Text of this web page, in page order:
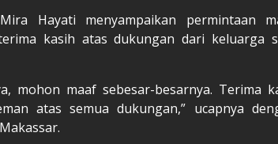
Hayati menyampaikan permintaan
kasih atas dukungan dari keluarga
mohon maaf sebesar-besarnya. Terima
atas semua dukungan,” ucapnya